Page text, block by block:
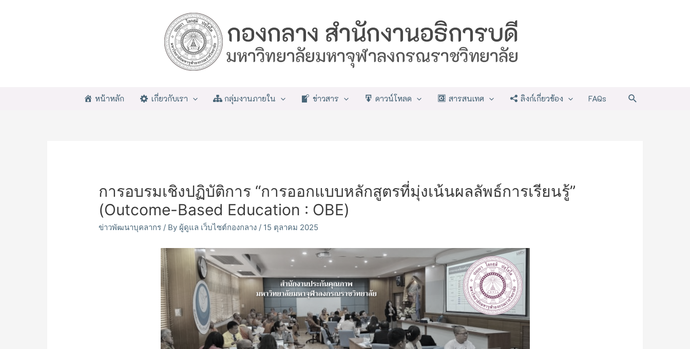
หน้าหลัก เกี่ยวกับเรา กลุ่มงานภายใน ข่าวสาร ดาวน์โหลด สารสนเทศ ลิงก์เกี่ยวข้อง FAQs Search
การอบรมเชิงปฏิบัติการ “การออกแบบหลักสูตรที่มุ่งเน้นผลลัพธ์การเรียนรู้”
(Outcome-Based Education : OBE)
ข่าวพัฒนาบุคลากร / By ผู้ดูแล เว็บไซต์กองกลาง / 15 ตุลาคม 2025